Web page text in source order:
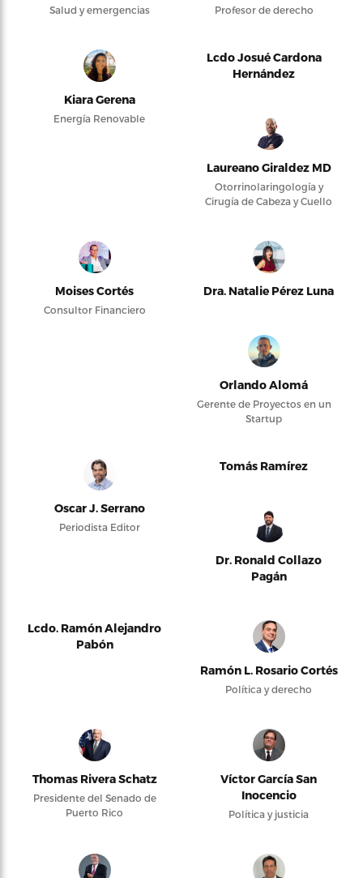
Salud y emergencias Profesor de derecho
Kiara Gerena
Energía Renovable
Lcdo Josué Cardona
Hernández
Laureano Giraldez MD
Otorrinolaringología y
Cirugía de Cabeza y Cuello
Moises Cortés
Consultor Financiero
Dra. Natalie Pérez Luna
Orlando Alomá
Gerente de Proyectos en un
Startup
Oscar J. Serrano
Periodista Editor
Tomás Ramírez
Dr. Ronald Collazo
Pagán
Lcdo. Ramón Alejandro
Pabón
Ramón L. Rosario Cortés
Política y derecho
Thomas Rivera Schatz
Presidente del Senado de
Puerto Rico
Víctor García San
Inocencio
Política y justicia